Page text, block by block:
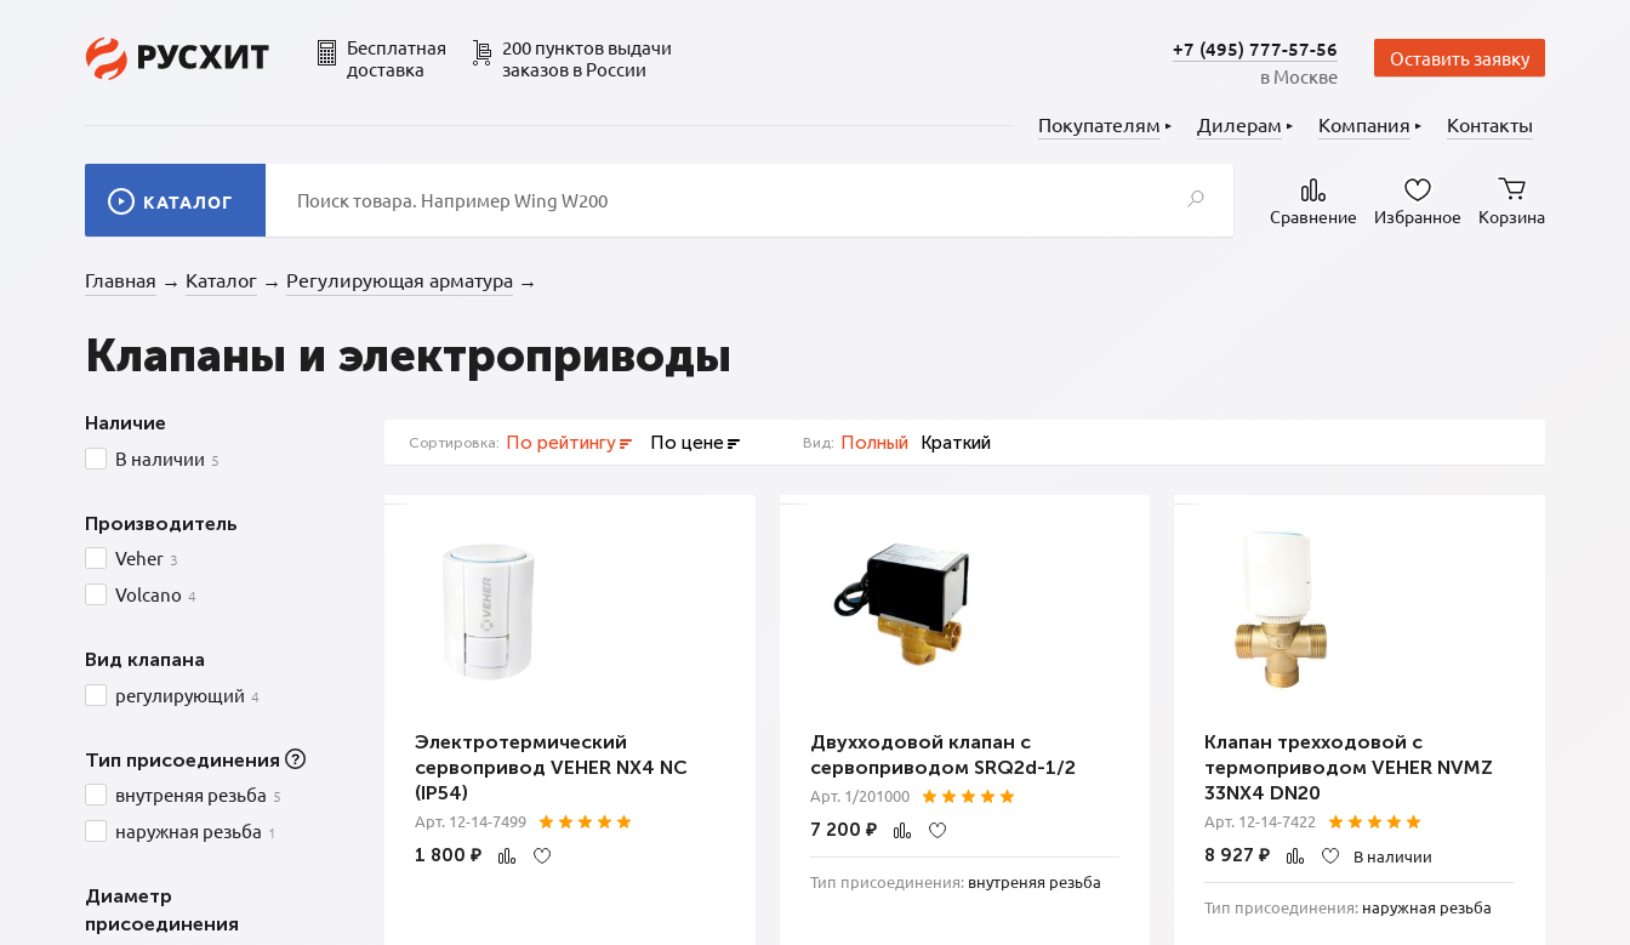
Бесплатная
доставка
200 пунктов выдачи
заказов в России
+7 (495) 777-57-56
в Москве
Оставить заявку
Покупателям Дилерам Компания Контакты
КАТАЛОГ
Сравнение Избранное Корзина
Главная → Каталог → Регулирующая арматура →
Клапаны и электроприводы
Наличие
В наличии 5
Производитель
Veher 3
Volcano 4
Вид клапана
регулирующий 4
Тип присоединения
внутреняя резьба 5
наружная резьба 1
Диаметр
присоединения
Сортировка: По рейтингу По цене Вид: Полный Краткий
Электротермический
сервопривод VEHER NX4 NC
(IP54)
Арт. 12-14-7499
1 800₽
Двухходовой клапан с
сервоприводом SRQ2d-1/2
Арт. 1/201000
7 200 ₽
Тип присоединения:внутреняя резьба
Клапан трехходовой с
термоприводом VEHER NVMZ
33NX4 DN20
Арт. 12-14-7422
8 927₽ В наличии
Тип присоединения: наружная резьба